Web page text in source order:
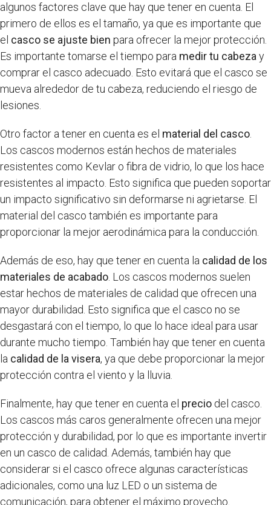
algunos factores clave que hay que tener en cuenta. El
primero de ellos es el tamaño, ya que es importante que
el casco se ajuste bien para ofrecer la mejor protección.
Es importante tomarse el tiempo para medir tu cabeza y
comprar el casco adecuado. Esto evitará que el casco se
mueva alrededor de tu cabeza, reduciendo el riesgo de
lesiones.
Otro factor a tener en cuenta es el material del casco
Los cascos modernos están hechos de materiales
resistentes como Kevlar o fibra de vidrio, lo que los hace
resistentes al impacto. Esto significa que pueden soportar
un impacto significativo sin deformarse ni agrietarse. El
material del casco también es importante para
proporcionar la mejor aerodinámica para la conducción.
Además de eso, hay que tener en cuenta la calidad de los
materiales de acabado . Los cascos modernos suelen
estar hechos de materiales de calidad que ofrecen una
mayor durabilidad. Esto significa que el casco no se
desgastará con el tiempo, lo que lo hace ideal para usar
durante mucho tiempo. También hay que tener en cuenta
la calidad de la visera, ya que debe proporcionar la mejor
protección contra el viento y la lluvia.
Finalmente, hay que tener en cuenta el precio del casco.
Los cascos más caros generalmente ofrecen una mejor
protección y durabilidad, por lo que es importante invertir
en un casco de calidad. Además, también hay que
considerar si el casco ofrece algunas características
adicionales, como una luz LED o un sistema de
comunicación, para obtener el máximo provecho.